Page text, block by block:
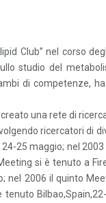
Club” nel corso
studio del
di competenze,
una rete di
ricercatori di
25 maggio; nel
si è tenuto a
nel 2006 il quinto
tenuto